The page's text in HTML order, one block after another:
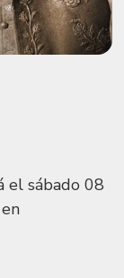
el sábado 08